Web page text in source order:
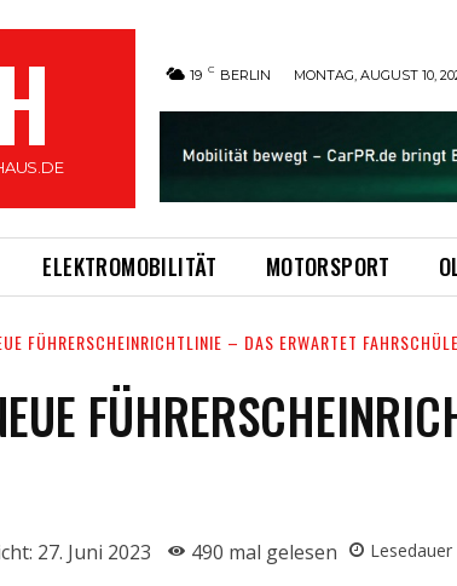
19 C BERLIN MONTAG, AUGUST 10,
ELEKTROMOBILITÄT MOTORSPORT
FÜHRERSCHEINRICHTLINIE – DAS ERWARTET
27. Juni 2023 490 mal gelesen Lesedauer